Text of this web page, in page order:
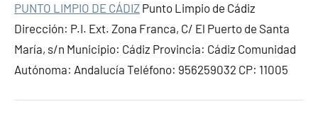
PUNTO LIMPIO DE CÁDIZ Punto Limpio de Cádiz
Dirección: P.I. Ext. Zona Franca, C/ El Puerto de Santa
María, s/n Municipio: Cádiz Provincia: Cádiz Comunidad
Autónoma: Andalucía Teléfono: 956259032 CP: 11005